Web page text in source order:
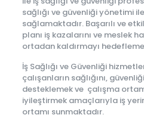
sağlığı ve güvenliği yönetimi
sağlamaktadır. Başarılı ve
planı iş kazalarını ve meslek
ortadan kaldırmayı
İş Sağlığı ve Güvenliği
çalışanların sağlığını,
desteklemek ve çalışma
iyileştirmek amaçlarıyla iş
ortamı sunmaktadır.